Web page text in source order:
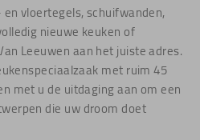
vloertegels, schuifwanden,
nieuwe keuken of
Leeuwen aan het juiste adres.
met ruim 45
met u de uitdaging aan om een
die uw droom doet